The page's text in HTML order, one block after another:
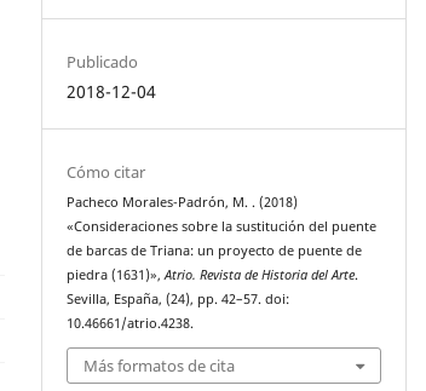
Publicado
2018-12-04
Cómo citar
Pacheco Morales-Padrón, M. . (2018)
«Consideraciones sobre la sustitución del puente
de barcas de Triana: un proyecto de puente de
piedra (1631)»,Atrio. Revista de Historia del Arte.
Sevilla, España, (24), pp. 42–57. doi:
10.46661/atrio.4238.
Más formatos de cita